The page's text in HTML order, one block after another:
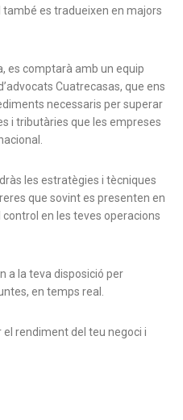
es tradueixen en majors
es comptarà amb un equip
Cuatrecasas, que ens
necessaris per superar
i tributàries que les empreses
les estratègies i tècniques
que sovint es presenten en
en les teves operacions
a la teva disposició per
en temps real.
el rendiment del teu negoci i